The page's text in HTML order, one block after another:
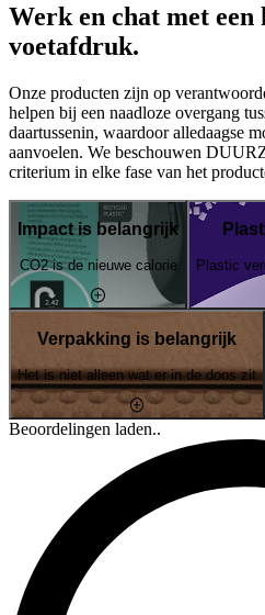
Werk en chat met een
voetafdruk.
Onze producten zijn op
helpen bij een naadloze overgang
daartussenin, waardoor alledaagse
aanvoelen. We beschouwen
criterium in elke fase van het
Impact is belangrijk
CO2 is de nieuwe calorie Plastic
Verpakking is belangrijk
Het is niet alleen wat er in de doos zit
Beoordelingen laden..